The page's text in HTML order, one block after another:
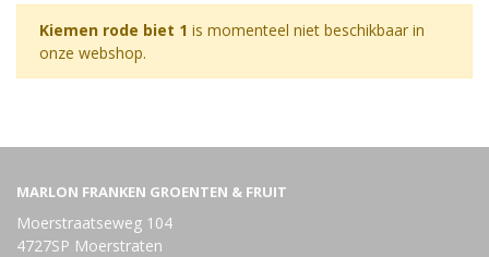
Kiemen rode biet 1 is momenteel niet beschikbaar in
onze webshop.
MARLON FRANKEN GROENTEN & FRUIT
Moerstraatseweg 104
4727SP Moerstraten